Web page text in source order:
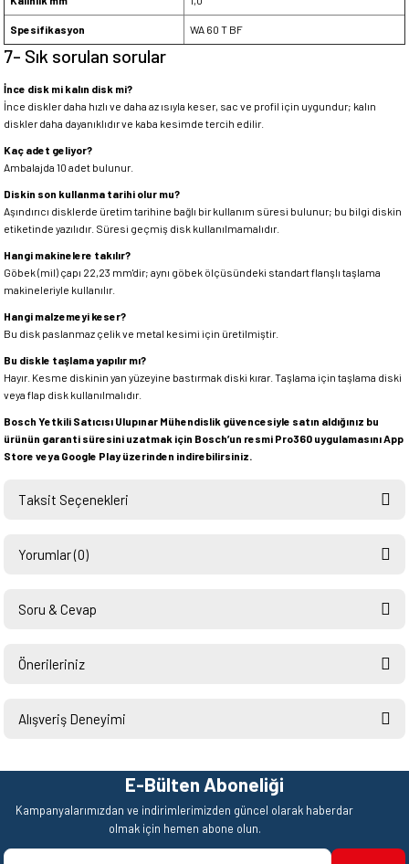
Spesifikasyon WA 60 T BF
7- Sık sorulan sorular
İnce disk mi kalın disk mi?
İnce diskler daha hızlı ve daha az ısıyla keser, sac ve profil için uygundur; kalın
diskler daha dayanıklıdır ve kaba kesimde tercih edilir.
Kaç adet geliyor?
Ambalajda 10 adet bulunur.
Diskin son kullanma tarihi olur mu?
Aşındırıcı disklerde üretim tarihine bağlı bir kullanım süresi bulunur; bu bilgi diskin
etiketinde yazılıdır. Süresi geçmiş disk kullanılmamalıdır.
Hangi makinelere takılır?
Göbek (mil) çapı 22,23 mm'dir; aynı göbek ölçüsündeki standart flanşlı taşlama
makineleriyle kullanılır.
Hangi malzemeyi keser?
Bu disk paslanmaz çelik ve metal kesimi için üretilmiştir.
Bu diskle taşlama yapılır mı?
Hayır. Kesme diskinin yan yüzeyine bastırmak diski kırar. Taşlama için taşlama diski
veya flap disk kullanılmalıdır.
Bosch Yetkili Satıcısı Ulupınar Mühendislik güvencesiyle satın aldığınız bu
ürünün garanti süresini uzatmak için Bosch’un resmi Pro360 uygulamasını App
Store veya Google Play üzerinden indirebilirsiniz.
Taksit Seçenekleri
Yorumlar (0)
Soru & Cevap
Önerileriniz
yetersiz gördüğünüz noktaları öneri formunu kullanarak tarafımıza
Ürün resmi kalitesiz, bozuk veya görüntülenemiyor.
Ürün açıklamasında eksik bilgiler bulunuyor.
Ürün bilgilerinde hatalar bulunuyor.
Alışveriş Deneyimi
Teşekkürler.
Mehmet Kendi | 18/06/2026
satışı ve alış veriş deneyimi gayet
E-Bülten Aboneliği
Kampanyalarımızdan ve indirimlerimizden güncel olarak haberdar
olmak için hemen abone olun.